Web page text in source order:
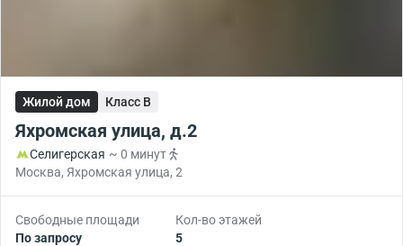
Жилой дом Класс B
Яхромская улица, д.2
Селигерская ~ 0 минут
Москва, Яхромская улица, 2
Свободные площади
По запросу
Кол-во этажей
5